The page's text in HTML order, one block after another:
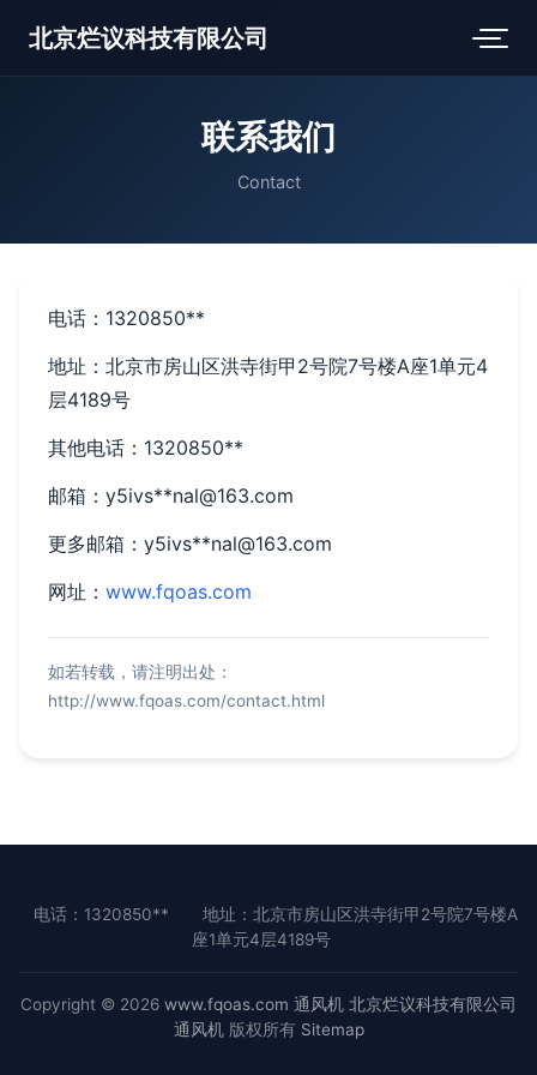
北京烂议科技有限公司
联系我们
Contact
电话：1320850**
地址：北京市房山区洪寺街甲2号院7号楼A座1单元4
层4189号
其他电话：1320850**
邮箱：y5ivs**nal@163.com
更多邮箱：y5ivs**nal@163.com
网址： www.fqoas.com
如若转载，请注明出处：
http://www.fqoas.com/contact.html
电话：1320850**
地址：北京市房山区洪寺街甲2号院7号楼A
座1单元4层4189号
Copyright © 2026 www.fqoas.com 通风机 北京烂议科技有限公司
通风机版权所有 Sitemap